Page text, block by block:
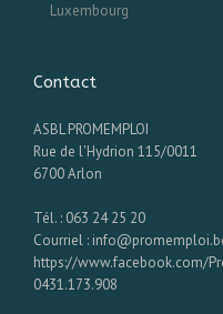
Luxembourg
Contact
ASBL PROMEMPLOI
Rue de l'Hydrion 115/0011
6700 Arlon
Tél. : 063 24 25 20
Courriel :
https://www.facebook.com/
0431.173.908